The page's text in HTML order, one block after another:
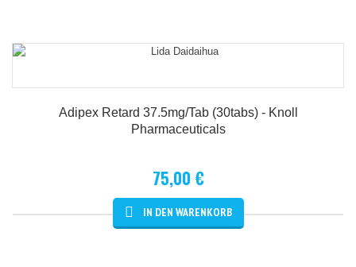
Adipex Retard 37.5mg/tab (30tabs) - Knoll
Pharmaceuticals
75,00 €